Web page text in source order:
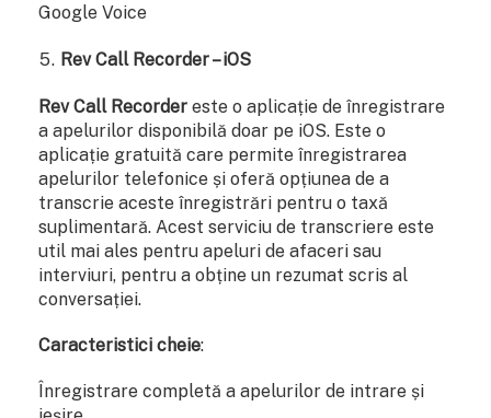
Google Voice
Rev Call Recorder – iOS
Rev Call Recorder este o aplicație de înregistrare
a apelurilor disponibilă doar pe iOS. Este o
aplicație gratuită care permite înregistrarea
apelurilor telefonice și oferă opțiunea de a
transcrie aceste înregistrări pentru o taxă
suplimentară. Acest serviciu de transcriere este
util mai ales pentru apeluri de afaceri sau
interviuri, pentru a obține un rezumat scris al
conversației.
Caracteristici cheie:
Înregistrare completă a apelurilor de intrare și